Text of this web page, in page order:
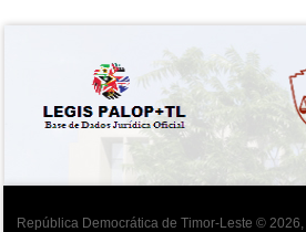
República Democrática de Timor-Leste © 2026,